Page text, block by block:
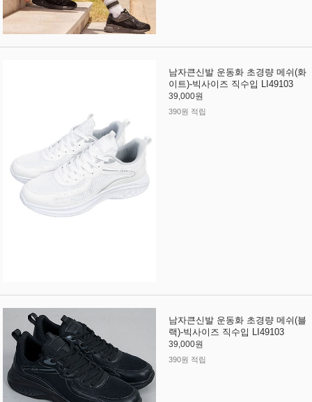
남자큰신발 운동화 초경량 메쉬(화
이트)-빅사이즈 직수입 LI49103
39,000원
390원 적립
남자큰신발 운동화 초경량 메쉬(블
랙)-빅사이즈 직수입 LI49103
39,000원
390원 적립